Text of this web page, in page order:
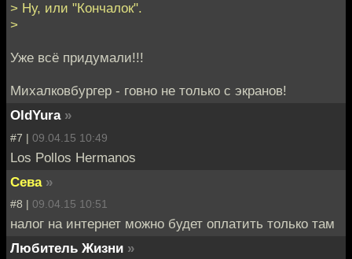
> Ну, или "Кончалок".
>
Уже всё придумали!!!
Михалковбургер - говно не только с экранов!
OldYura »
#7 | 09.04.15 10:49
Los Pollos Hermanos
Сева »
#8 | 09.04.15 10:51
налог на интернет можно будет оплатить только там
Любитель Жизни »